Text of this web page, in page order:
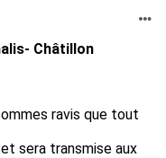
Châtillon
ravis que tout
sera transmise aux